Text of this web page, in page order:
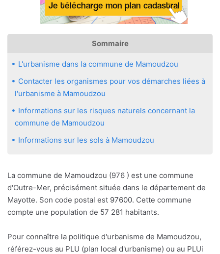
Sommaire
L'urbanisme dans la commune de Mamoudzou
Contacter les organismes pour vos démarches liées à
l'urbanisme à Mamoudzou
Informations sur les risques naturels concernant la
commune de Mamoudzou
Informations sur les sols à Mamoudzou
La commune de Mamoudzou (976 ) est une commune
d'Outre-Mer, précisément située dans le département de
Mayotte. Son code postal est 97600. Cette commune
compte une population de 57 281 habitants.
Pour connaître la politique d'urbanisme de Mamoudzou,
référez-vous au PLU (plan local d'urbanisme) ou au PLUi